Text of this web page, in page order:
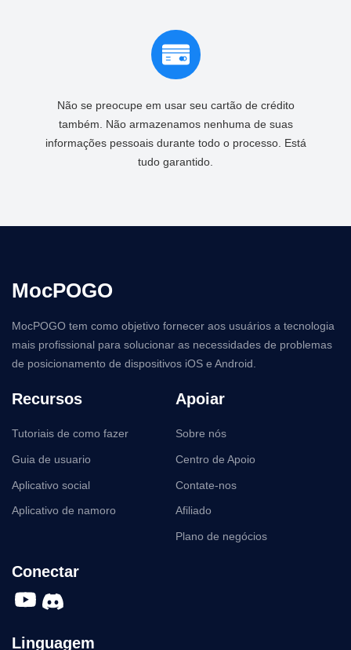
Não se preocupe em usar seu cartão de crédito
também. Não armazenamos nenhuma de suas
informações pessoais durante todo o processo. Está
tudo garantido.
MocPOGO
MocPOGO tem como objetivo fornecer aos usuários a tecnologia
mais profissional para solucionar as necessidades de problemas
de posicionamento de dispositivos iOS e Android.
Recursos
Tutoriais de como fazer
Guia de usuario
Aplicativo social
Aplicativo de namoro
Apoiar
Sobre nós
Centro de Apoio
Contate-nos
Afiliado
Plano de negócios
Conectar
Linguagem